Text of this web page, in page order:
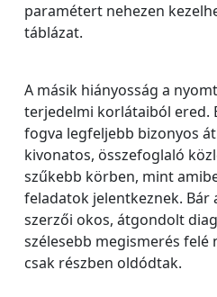
paramétert nehezen
táblázat.
A másik hiányosság a
terjedelmi korlátaiból ered.
fogva legfeljebb bizonyos
kivonatos, összefoglaló
szűkebb körben, mint
feladatok jelentkeznek.
szerzői okos, átgondolt
szélesebb megismerés
csak részben oldódtak.